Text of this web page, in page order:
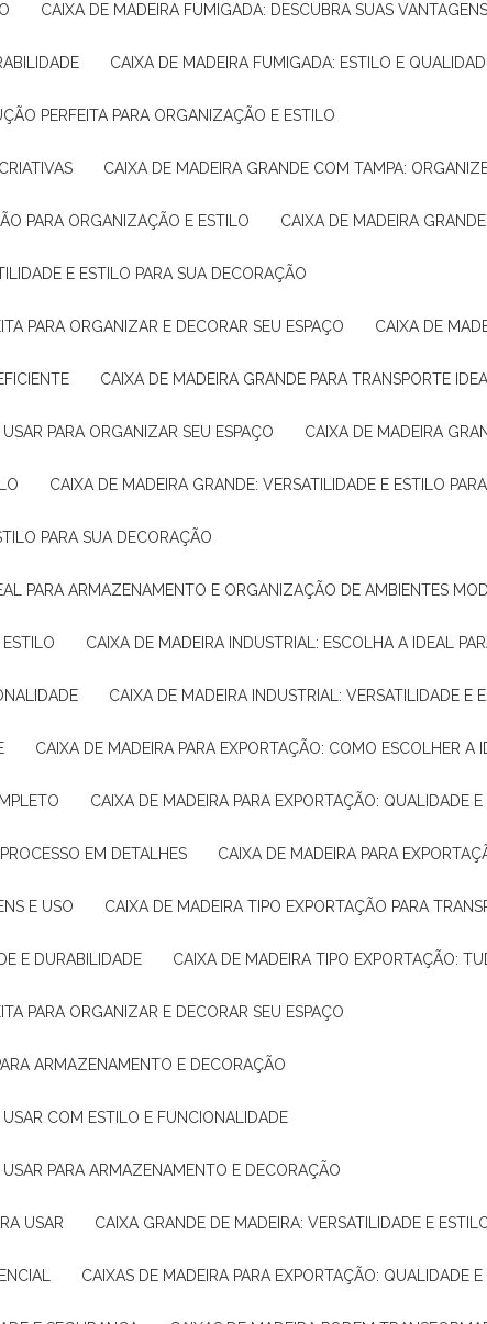
CAIXA DE MADEIRA FUMIGADA: DESCUBRA SUAS
CAIXA DE MADEIRA FUMIGADA: ESTILO E
PERFEITA PARA ORGANIZAÇÃO E ESTILO
CAIXA DE MADEIRA GRANDE COM TAMPA:
PARA ORGANIZAÇÃO E ESTILO CAIXA DE MADEIRA
E ESTILO PARA SUA DECORAÇÃO
PARA ORGANIZAR E DECORAR SEU ESPAÇO CAIXA DE
CAIXA DE MADEIRA GRANDE PARA TRANSPORTE
PARA ORGANIZAR SEU ESPAÇO CAIXA DE MADEIRA
CAIXA DE MADEIRA GRANDE: VERSATILIDADE E ESTILO
PARA SUA DECORAÇÃO
PARA ARMAZENAMENTO E ORGANIZAÇÃO DE AMBIENTES
CAIXA DE MADEIRA INDUSTRIAL: ESCOLHA A IDEAL
CAIXA DE MADEIRA INDUSTRIAL: VERSATILIDADE E
CAIXA DE MADEIRA PARA EXPORTAÇÃO: COMO ESCOLHER A
CAIXA DE MADEIRA PARA EXPORTAÇÃO: QUALIDADE
EM DETALHES CAIXA DE MADEIRA PARA
E USO CAIXA DE MADEIRA TIPO EXPORTAÇÃO PARA
E DURABILIDADE CAIXA DE MADEIRA TIPO EXPORTAÇÃO:
PARA ORGANIZAR E DECORAR SEU ESPAÇO
ARMAZENAMENTO E DECORAÇÃO
COM ESTILO E FUNCIONALIDADE
PARA ARMAZENAMENTO E DECORAÇÃO
USAR CAIXA GRANDE DE MADEIRA: VERSATILIDADE E
CAIXAS DE MADEIRA PARA EXPORTAÇÃO: QUALIDADE